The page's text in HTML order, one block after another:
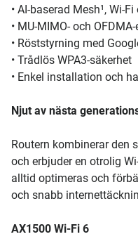
• AI-baserad Mesh¹, Wi-
• MU-MIMO- och
• Röststyrning med
• Trådlös WPA3-säkerhet
• Enkel installation och
Njut av nästa
Routern kombinerar den
och erbjuder en otrolig
alltid optimeras och
och snabb
AX1500 Wi-Fi 6